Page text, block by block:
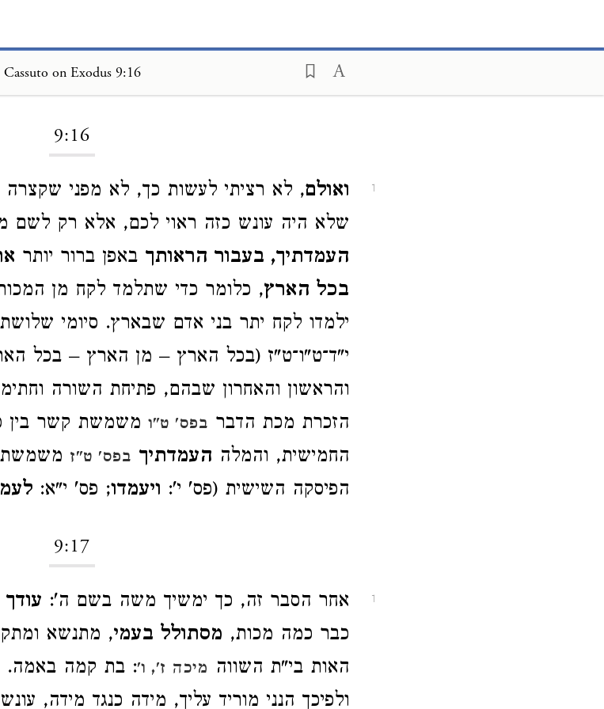
Cassuto on Exodus 9:16
9:16
1 ואולם, לא רציתי לעשות כך, לא מפני שקצרה
שלא היה עונש כזה ראוי לכם, אלא רק לשם
העמדתיך, בעבור הראותך באפן ברור יותר
בכל הארץ, כלומר כדי שתלמד לקח מן
ילמדו לקח יתר בני אדם שבארץ. סיומי
י"ד־ט"ו־ט"ז (בכל הארץ – מן הארץ – בכל
והראשון והאחרון שבהם, פתיחת השורה
הזכרת מכת הדבר בפס' ט"ו משמשת קשר בין
החמישית, והמלה העמדתיך בפס' ט"ז משמשת
הפיסקה השישית (פס' י': ויעמדו; פס' י"א:
9:17
1 אחר הסבר זה, כך ימשיך משה בשם ה': עודך
כבר כמה מכות, מסתולל בעמי, מתנשא
האות בי"ת השווה מיכה ז', ו': בת קמה באמה.
ולפיכך הנני מוריד עליך, מידה כנגד מידה,